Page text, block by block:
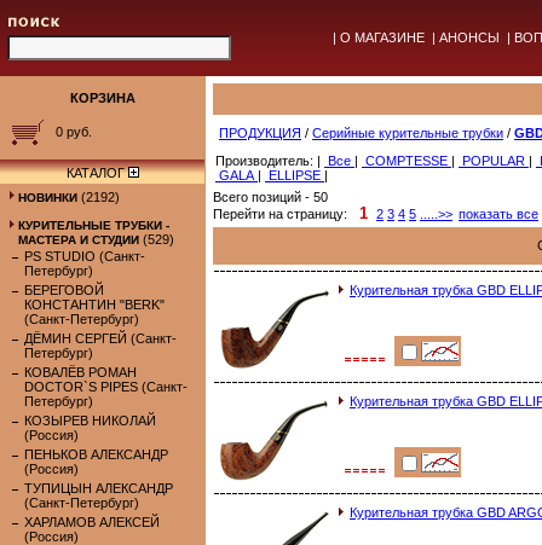
| О МАГАЗИНЕ | АНОНСЫ |
КОРЗИНА
0 руб.
КАТАЛОГ
НОВИНКИ (2192)
КУРИТЕЛЬНЫЕ ТРУБКИ -
МАСТЕРА И СТУДИИ (529)
PS STUDIO (Санкт-
Петербург)
БЕРЕГОВОЙ
КОНСТАНТИН "BERK"
(Санкт-Петербург)
ДЁМИН СЕРГЕЙ (Санкт-
Петербург)
КОВАЛЁВ РОМАН
DOCTOR`S PIPES (Санкт-
Петербург)
КОЗЫРЕВ НИКОЛАЙ
(Россия)
ПЕНЬКОВ АЛЕКСАНДР
(Россия)
ТУПИЦЫН АЛЕКСАНДР
(Санкт-Петербург)
ХАРЛАМОВ АЛЕКСЕЙ
(Россия)
ПРОДУКЦИЯ / Серийные курительные трубки /
Производитель: | Все | COMPTESSE | POPULAR |
GALA | ELLIPSE |
Всего позиций - 50
Перейти на страницу:
1 2 3 4 5 .....>> показать все
Курительная трубка GBD
Курительная трубка GBD
Курительная трубка GBD